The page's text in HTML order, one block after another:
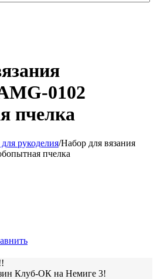
0102
пчелка
рукоделия/Набор для вязания
пчелка
Клуб-ОК на Немиге 3!